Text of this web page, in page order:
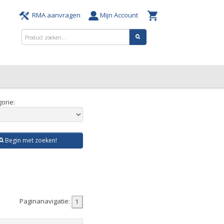
RMA aanvragen Mijn Account
Begin met zoeken!
Paginanavigatie: